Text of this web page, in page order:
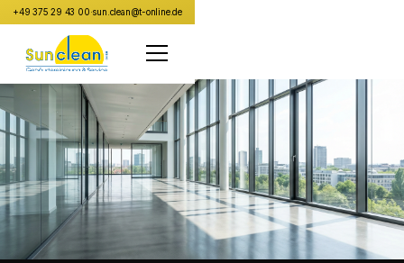
+49 375 29 43 00·sun.clean@t-online.de